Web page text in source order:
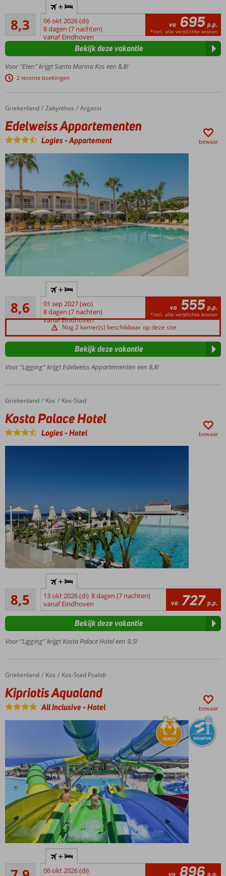
Stad
en het
strand
appartementen
Vriendelijk
8,3
Zeer goed
64
beoordelingen
+
06 okt 2026 (di)
8 dagen (7 nachten)
vanaf Eindhoven
va 695 p.p.
*incl. alle verplichte kosten
Voor “Eten” krijgt Santa Marina Kos een 8,8!
2 recente boekingen
Bekijk deze vakantie
Home
Griekenland Zakynthos Argassi
Edelweiss Appartementen
Edelweiss Appartementen
Logies-Appartement bewaar
en vlak
bij het
strand
Heerlijk
zwembad
met
zonneterras
appartementen
Gerund
vriendelijke
Griekse
8,6
Aanrader
86
beoordelingen
+
01 sep 2027 (wo)
8 dagen (7 nachten)
vanaf Eindhoven
va 555 p.p.
*incl. alle verplichte kosten
Nog 2 kamer(s) beschikbaar op deze site
Voor “Ligging” krijgt Edelweiss Appartementen een 8,8!
Bekijk deze vakantie
Home
Griekenland Kos Kos-Stad
Kosta Palace Hotel
Kosta Palace Hotel
Logies-Hotel bewaar
Fantastische
ligging aan
de haven
Zwembad
op het
een
prachtig
uitzicht
loopafstand
van winkels,
restaurants
en
traditionele
van strand,
stad en
ontspanning
8,5
Aanrader
22
beoordelingen
+
13 okt 2026 (di) 8 dagen (7 nachten)
vanaf Eindhoven
va 727 p.p.
Voor “Ligging” krijgt Kosta Palace Hotel een 9,5!
Bekijk deze vakantie
Home
Griekenland Kos Kos-Stad Psalidi
Kipriotis Aqualand
Kipriotis Aqualand
All Inclusive-Hotel bewaar
Spetterend
voor het
Goed
+
06 okt 2026 (di)
va 896 p.p.